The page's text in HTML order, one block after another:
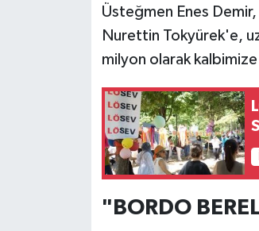
Üsteğmen Enes
Nurettin Tokyürek'e,
milyon olarak
"BORDO